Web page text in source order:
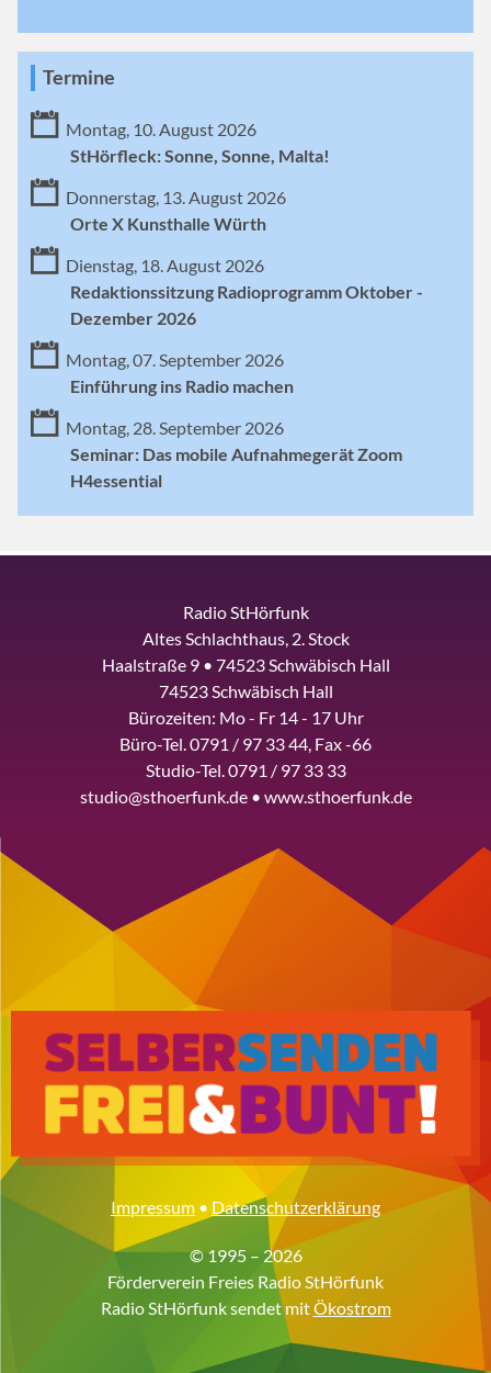
Termine
Montag, 10. August 2026
StHörfleck: Sonne, Sonne, Malta!
Donnerstag, 13. August 2026
Orte X Kunsthalle Würth
Dienstag, 18. August 2026
Redaktionssitzung Radioprogramm Oktober -
Dezember 2026
Montag, 07. September 2026
Einführung ins Radio machen
Montag, 28. September 2026
Seminar: Das mobile Aufnahmegerät Zoom
H4essential
Radio StHörfunk
Altes Schlachthaus, 2. Stock
Haalstraße 9 • 74523 Schwäbisch Hall
74523 Schwäbisch Hall
Bürozeiten: Mo - Fr 14 - 17 Uhr
Büro-Tel. 0791 / 97 33 44, Fax -66
Studio-Tel. 0791 / 97 33 33
studio@sthoerfunk.de • www.sthoerfunk.de
Impressum • Datenschutzerklärung
© 1995 – 2026
Förderverein Freies Radio StHörfunk
Radio StHörfunk sendet mitÖkostrom